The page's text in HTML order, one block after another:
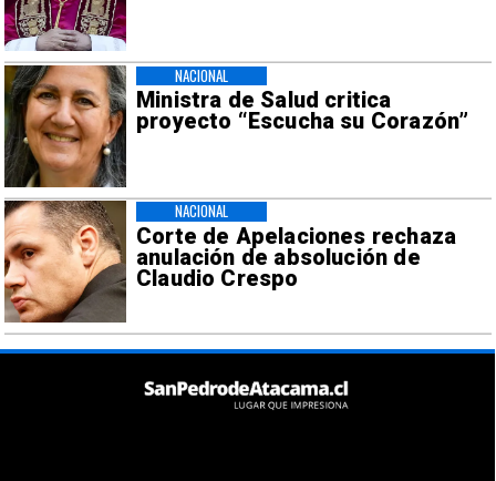
Ministra de Salud critica
proyecto “Escucha su Corazón”
NACIONAL
Corte de Apelaciones rechaza
anulación de absolución de
Claudio Crespo
NACIONAL